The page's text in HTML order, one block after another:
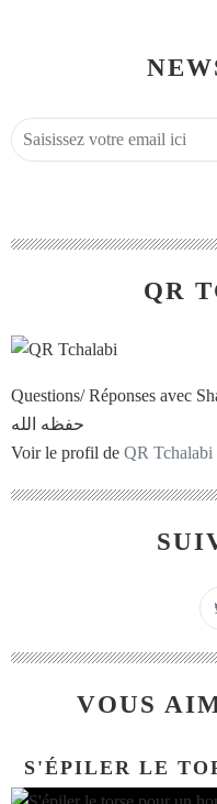
QR
Questions/ Réponses avec
حفظه الله
Voir le profil de QR Tchalabi
VOUS
S'ÉPILER LE